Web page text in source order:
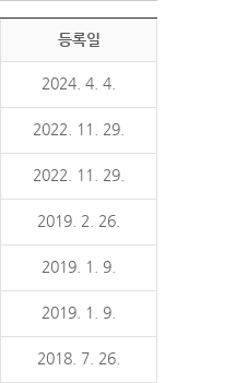
등록일
2024. 4. 4.
2022. 11. 29.
2022. 11. 29.
2019. 2. 26.
2019. 1. 9.
2019. 1. 9.
2018. 7. 26.